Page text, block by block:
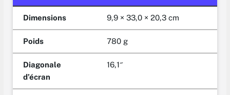
Dimensions 9,9 × 33,0 × 20,3 cm
Poids 780 g
Diagonale
d’écran
16,1″